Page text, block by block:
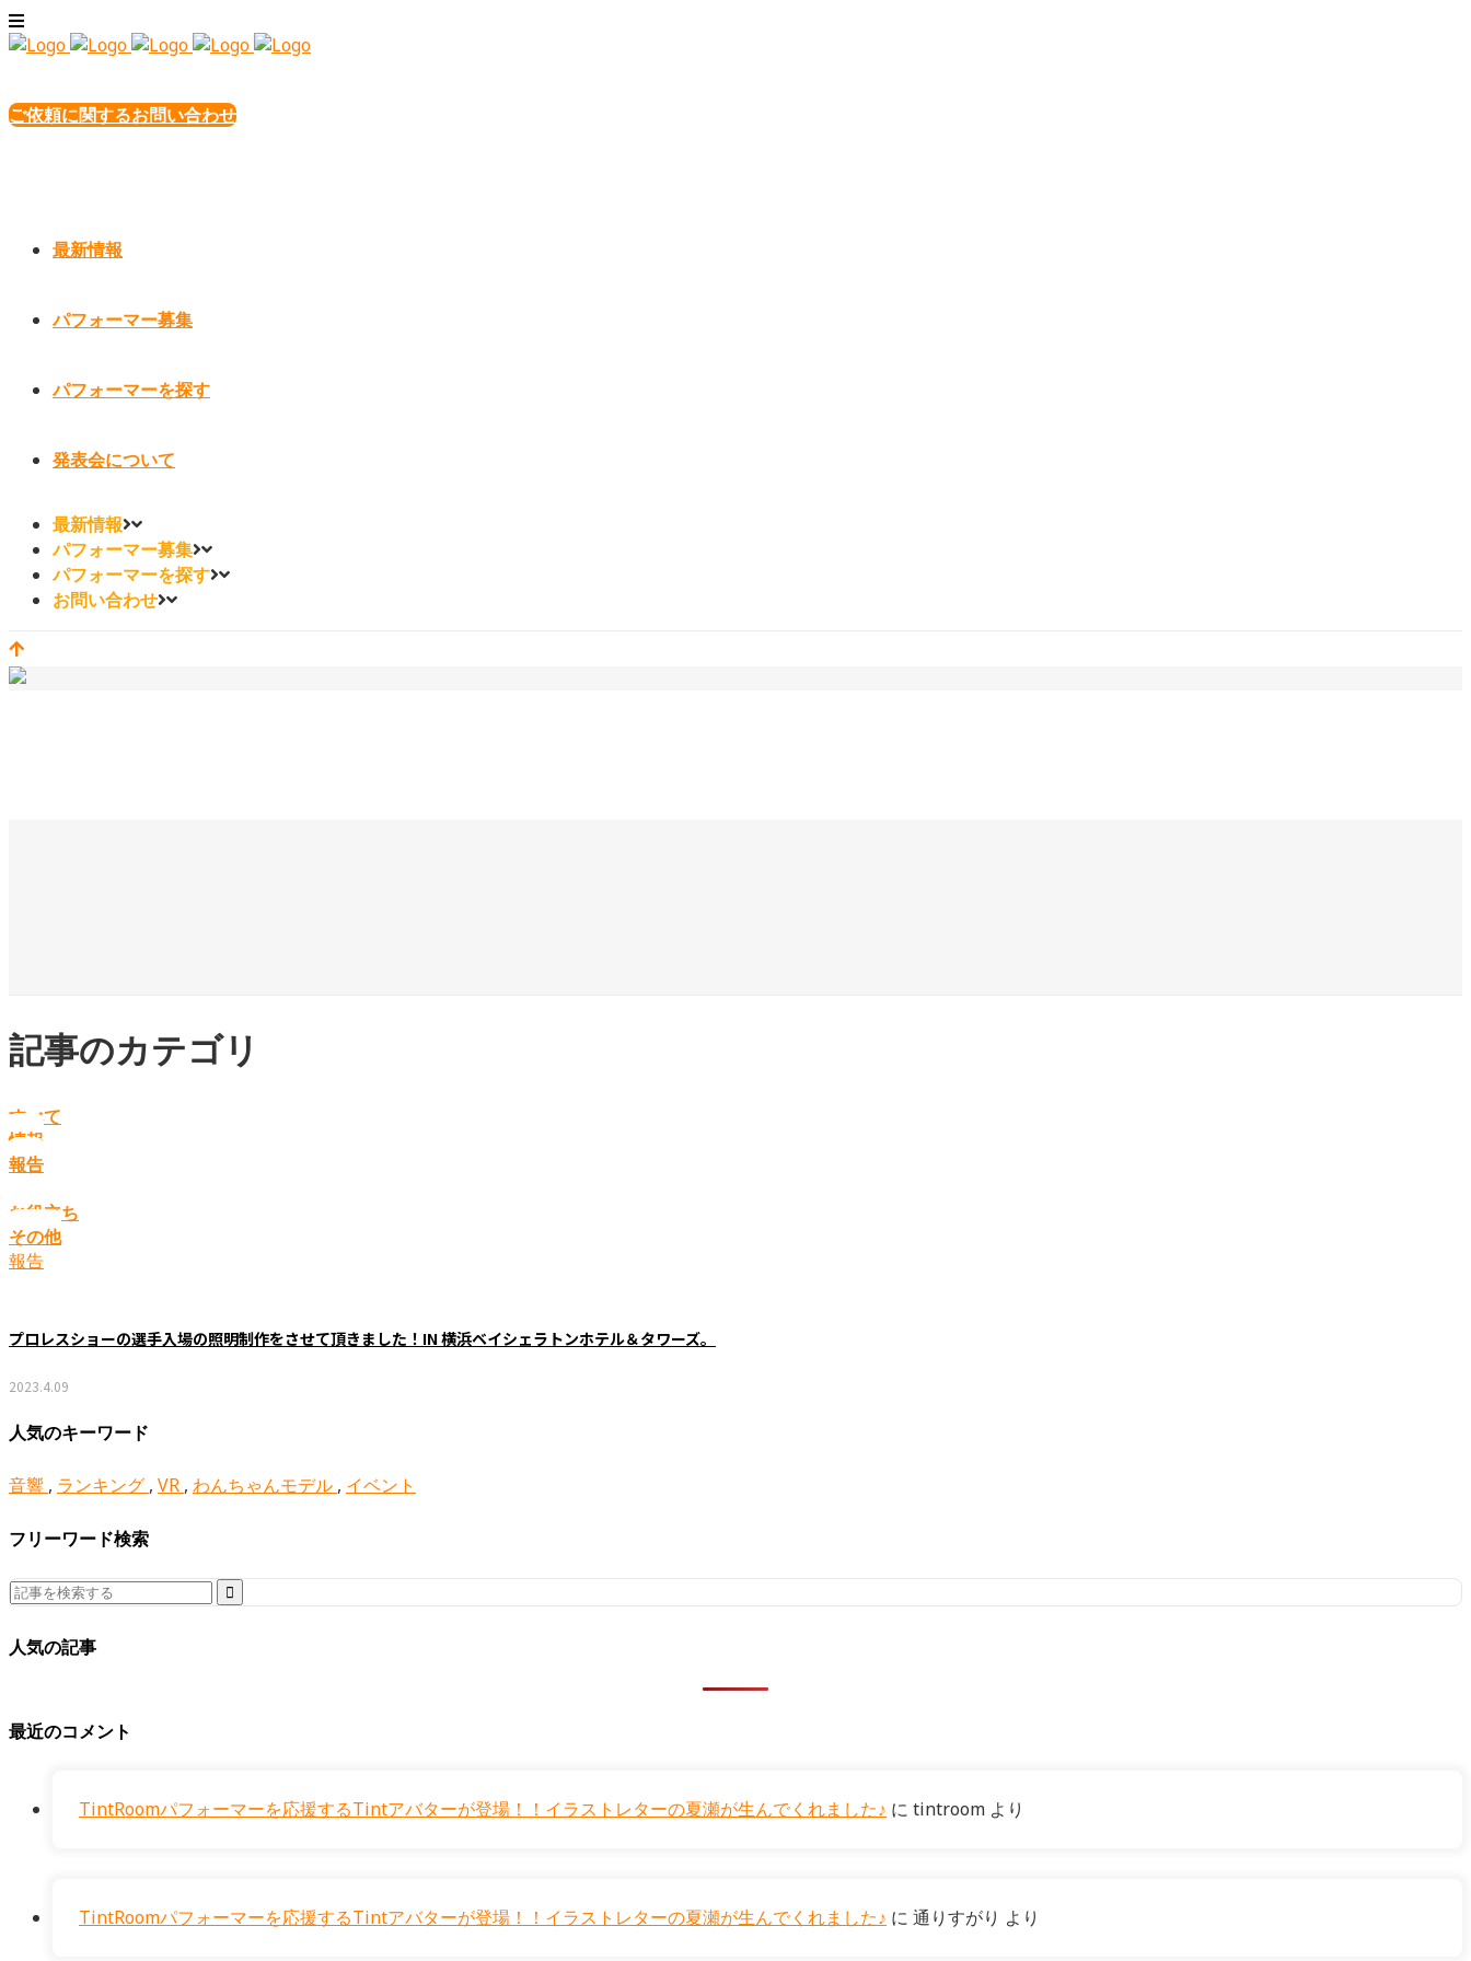
ご依頼に関するお問い合わせ
最新情報
パフォーマー募集
パフォーマーを探す
発表会について
最新情報
パフォーマー募集
パフォーマーを探す
お問い合わせ
記事のカテゴリ
すべて
情報
報告
お役立ち
その他
報告
プロレスショーの選手入場の照明制作をさせて頂きました！IN 横浜ベイシェラトンホテル＆タワーズ。
2023.4.09
人気のキーワード
音響 , ランキング , VR , わんちゃんモデル , イベント
フリーワード検索
Search
for:
人気の記事
最近のコメント
TintRoomパフォーマーを応援するTintアバターが登場！！イラストレターの夏瀬が生んでくれました♪ に tintroom より
TintRoomパフォーマーを応援するTintアバターが登場！！イラストレターの夏瀬が生んでくれました♪ に 通りすがり より